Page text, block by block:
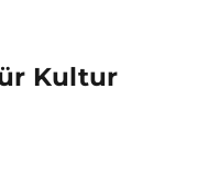
Kultur